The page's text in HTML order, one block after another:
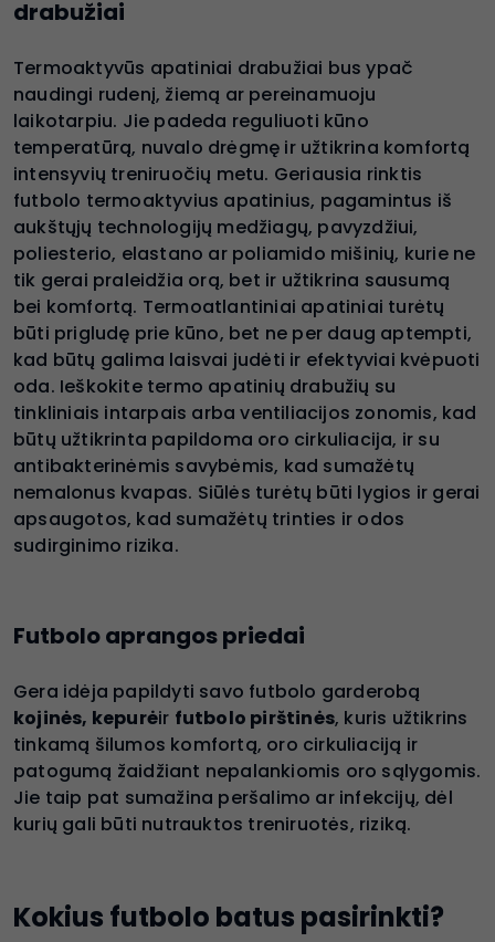
drabužiai
Termoaktyvūs apatiniai drabužiai bus ypač
naudingi rudenį, žiemą ar pereinamuoju
laikotarpiu. Jie padeda reguliuoti kūno
temperatūrą, nuvalo drėgmę ir užtikrina komfortą
intensyvių treniruočių metu. Geriausia rinktis
futbolo termoaktyvius apatinius, pagamintus iš
aukštųjų technologijų medžiagų, pavyzdžiui,
poliesterio, elastano ar poliamido mišinių, kurie ne
tik gerai praleidžia orą, bet ir užtikrina sausumą
bei komfortą. Termoatlantiniai apatiniai turėtų
būti prigludę prie kūno, bet ne per daug aptempti,
kad būtų galima laisvai judėti ir efektyviai kvėpuoti
oda. Ieškokite termo apatinių drabužių su
tinkliniais intarpais arba ventiliacijos zonomis, kad
būtų užtikrinta papildoma oro cirkuliacija, ir su
antibakterinėmis savybėmis, kad sumažėtų
nemalonus kvapas. Siūlės turėtų būti lygios ir gerai
apsaugotos, kad sumažėtų trinties ir odos
sudirginimo rizika.
Futbolo aprangos priedai
Gera idėja papildyti savo futbolo garderobą
kojinės, kepurėir futbolo pirštinės, kuris užtikrins
tinkamą šilumos komfortą, oro cirkuliaciją ir
patogumą žaidžiant nepalankiomis oro sąlygomis.
Jie taip pat sumažina peršalimo ar infekcijų, dėl
kurių gali būti nutrauktos treniruotės, riziką.
Kokius futbolo batus pasirinkti?